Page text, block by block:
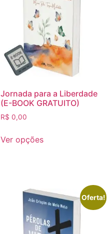
Jornada para a Liberdade
(E-BOOK GRATUITO)
R$ 0,00
Ver opções
Oferta!